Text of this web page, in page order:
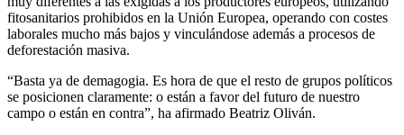
fitosanitarios prohibidos en la Unión Europea, operando con costes
laborales mucho más bajos y vinculándose además a procesos de
deforestación masiva.
“Basta ya de demagogia. Es hora de que el resto de grupos políticos
se posicionen claramente: o están a favor del futuro de nuestro
campo o están en contra”, ha afirmado Beatriz Oliván.